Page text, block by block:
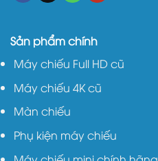
Sản phẩm chính
Máy chiếu Full HD cũ
Máy chiếu 4K cũ
Màn chiếu
Phụ kiện máy chiếu